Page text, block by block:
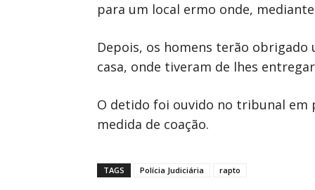
para um local ermo onde,
Depois, os homens terão
casa, onde tiveram de lhes
O detido foi ouvido no tribunal
medida de coação.
TAGS Polícia Judiciária rapto